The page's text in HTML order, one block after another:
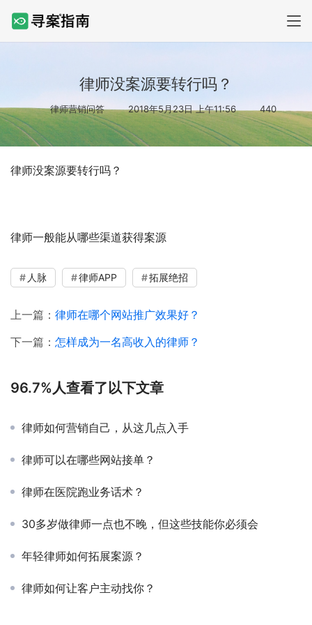
律师没案源要转行吗？
律师营销问答 2018年5月23日 上午11:56 440
律师没案源要转行吗？
律师一般能从哪些渠道获得案源
人脉 律师APP 拓展绝招
上一篇： 律师在哪个网站推广效果好？
下一篇： 怎样成为一名高收入的律师？
96.7%人查看了以下文章
律师如何营销自己，从这几点入手
律师可以在哪些网站接单？
律师在医院跑业务话术？
30多岁做律师一点也不晚，但这些技能你必须会
年轻律师如何拓展案源？
律师如何让客户主动找你？